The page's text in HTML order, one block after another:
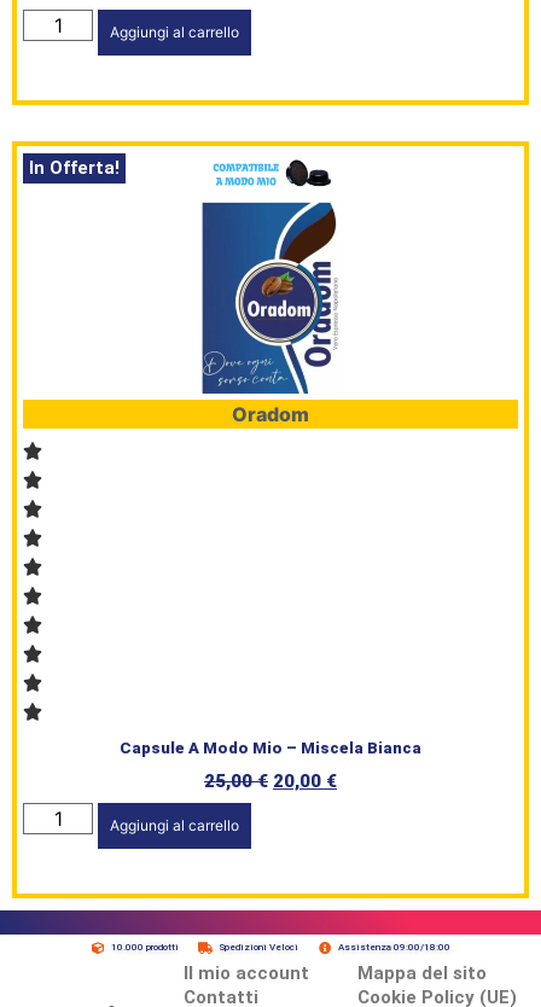
Aggiungi al carrello
In Offerta!
Oradom
Capsule A Modo Mio – Miscela Bianca
25,00€ 20,00 €
Aggiungi al carrello
10.000 prodotti Spedizioni Veloci Assistenza 09:00/18:00
Il mio account
Contatti
Mappa del sito
Cookie Policy (UE)